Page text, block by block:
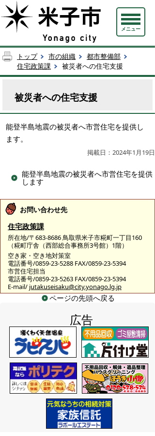
メニュー
トップ 市の組織
都市整備部
住宅政策課
被災者への住宅支援
被災者への住宅支援
能登半島地震の被災者へ市営住宅を提供し
ます。
掲載日：2024年1月19日
能登半島地震の被災者へ市営住宅を提供
します
お問い合わせ先
住宅政策課
所在地/〒683-8686 鳥取県米子市糀町一丁目160
（糀町庁舎（西部総合事務所3号館）1階）
空き家・空き地対策室
電話番号/0859-23-5288 FAX/0859-23-5394
市営住宅担当
電話番号/0859-23-5263 FAX/0859-23-5394
E-mail/ jutakuseisaku@city.yonago.lg.jp
ページの先頭へ戻る
広告